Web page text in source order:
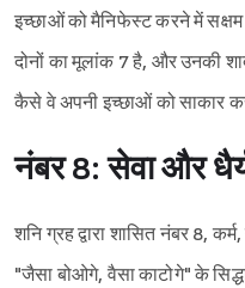
इच्छाओं को मैनिफेस्ट करने में
दोनों का मूलांक 7 है, और उनकी
कैसे वे अपनी इच्छाओं को साकार
नंबर 8: सेवा और
शनि ग्रह द्वारा शासित नंबर 8,
"जैसा बोओगे, वैसा काटोगे" के